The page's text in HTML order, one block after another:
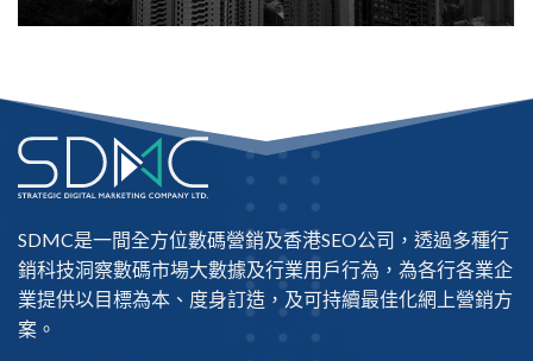
SDMC是一間全方位數碼營銷及香港SEO公司 ，透過多種行
銷科技洞察數碼市場大數據及行業用戶行為，為各行各業企
業提供以目標為本、度身訂造，及可持續最佳化網上營銷方